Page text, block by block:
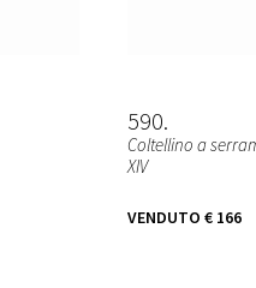
590
Coltellino a
XIV
VENDUTO € 166